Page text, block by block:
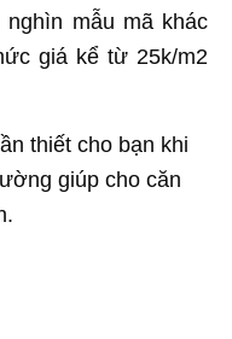
mẫu mã khác
giá kể từ 25k/m2
thiết cho bạn khi
giúp cho căn